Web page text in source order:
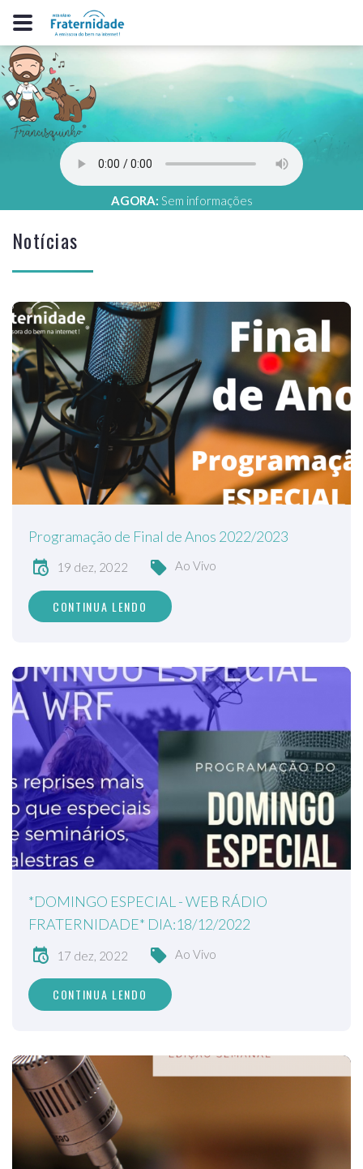
AGORA: Sem informações
Notícias
Programação de Final de Anos 2022/2023
19 dez, 2022 Ao Vivo
CONTINUA LENDO
*DOMINGO ESPECIAL - WEB RÁDIO
FRATERNIDADE* DIA:18/12/2022
17 dez, 2022 Ao Vivo
CONTINUA LENDO